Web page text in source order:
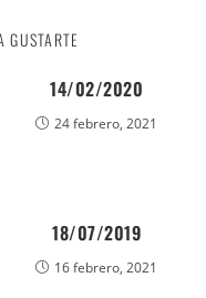
GUSTARTE
14/02/2020
24 febrero, 2021
18/07/2019
16 febrero, 2021